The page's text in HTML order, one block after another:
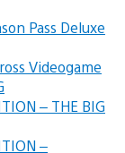
Pass Deluxe
Videogame
– THE BIG
–